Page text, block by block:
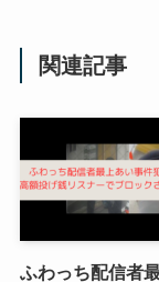
関連記事
ふわっち配信者